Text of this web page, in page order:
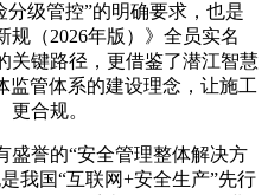
分级管控”的明确要求，也是
（2026年版）》全员实名
关键路径，更借鉴了潜江智慧
监管体系的建设理念，让施工
合规。
盛誉的“安全管理整体解决方
我国“互联网+安全生产”先行